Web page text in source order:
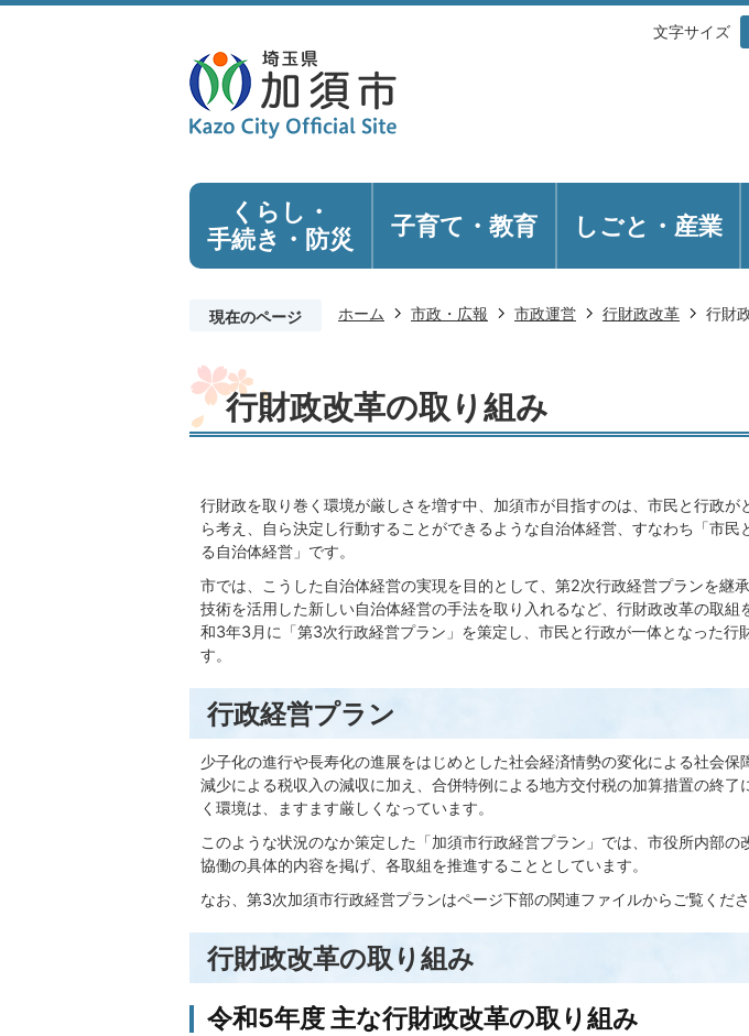
文字サイズ
くらし・
手続き ・防災 子育て・教育 しごと・産業
現在のページ ホーム 市政・広報 市政運営 行財政改革 行財
行財政改革の取り組み
行財政を取り巻く環境が厳しさを増す中、加須市が目指すのは、市民と行政が
ら考え、自ら決定し行動することができるような自治体経営、すなわち「市民
る自治体経営」です。
市では、こうした自治体経営の実現を目的として、第2次行政経営プランを継
技術を活用した新しい自治体経営の手法を取り入れるなど、行財政改革の取組
和3年3月に「第3次行政経営プラン」を策定し、市民と行政が一体となった行
す。
行政経営プラン
少子化の進行や長寿化の進展をはじめとした社会経済情勢の変化による社会保
減少による税収入の減収に加え、合併特例による地方交付税の加算措置の終了
く環境は、ますます厳しくなっています。
このような状況のなか策定した「加須市行政経営プラン」では、市役所内部の
協働の具体的内容を掲げ、各取組を推進することとしています。
なお、第3次加須市行政経営プランはページ下部の関連ファイルからご覧くださ
行財政改革の取り組み
令和5年度 主な行財政改革の取り組み